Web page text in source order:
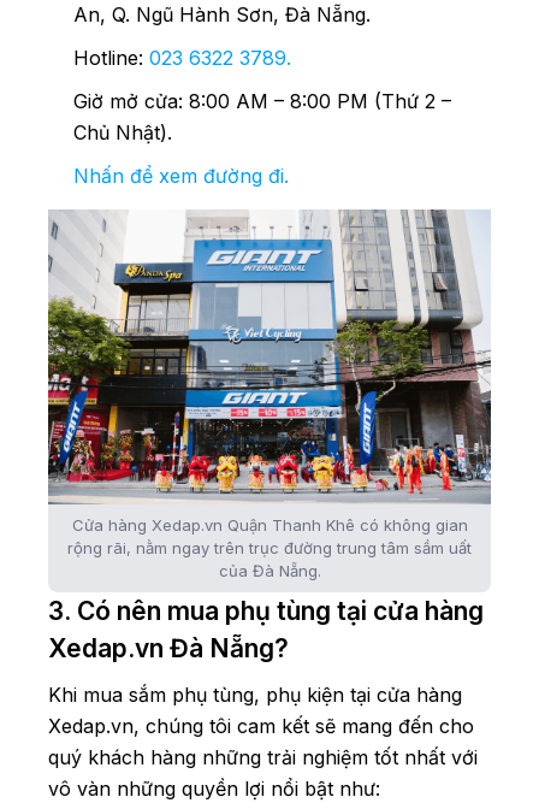
An, Q. Ngũ Hành Sơn, Đà Nẵng.
Hotline: 023 6322 3789.
Giờ mở cửa: 8:00 AM – 8:00 PM (Thứ 2 –
Chủ Nhật).
Nhấn để xem đường đi.
Cửa hàng Xedap.vn Quận Thanh Khê có không gian
rộng rãi, nằm ngay trên trục đường trung tâm sầm uất
của Đà Nẵng.
3. Có nên mua phụ tùng tại cửa hàng
Xedap.vn Đà Nẵng?
Khi mua sắm phụ tùng, phụ kiện tại cửa hàng
Xedap.vn, chúng tôi cam kết sẽ mang đến cho
quý khách hàng những trải nghiệm tốt nhất với
vô vàn những quyền lợi nổi bật như: